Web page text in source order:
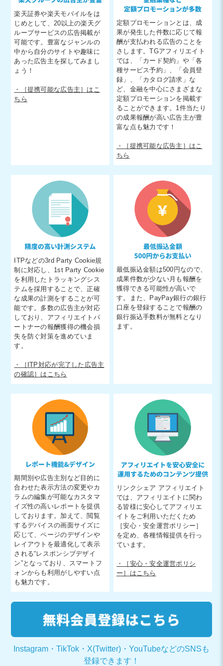
楽天証券や楽天モバイルをは
じめとして、20以上の楽天グ
ループサービスの広告掲載が
可能です。豊富なジャンルの
中から自分のサイトや趣味に
あった広告主を探してみまし
ょう！
・［提携可能な広告主］はこ
ちら
定額プロモーションとは、成
果が発生した件数に応じて報
酬が支払われる広告のことを
さします。TGアフィリエイト
では、「カード契約」や「各
種サービス予約」、「会員登
録」、「カタログ請求」な
ど、金融を中心にさまざまな
定額プロモーションを掲載す
ることができます。1件当たり
の成果報酬が高い広告主が豊
富な点も魅力です！
・［提携可能な広告主］はこ
ちら
ITPなどの3rd Party Cookie規
制に対応し、1st Party Cookie
を利用したトラッキングシス
テムを採用することで、正確
な成果の計測をすることが可
能です。多数の広告主が対応
しており、アフィリエイトパ
ートナーの報酬獲得の機会損
失を防ぐ対策を進めていま
す。
・［ITP対応が完了した広告主
の確認］はこちら
最低振込金額は500円なので、
成果件数が少ない月も報酬を
獲得できる可能性が高いで
す。また、PayPay銀行の銀行
口座を登録することで報酬の
銀行振込手数料が無料となり
ます。
期間別や広告主別など目的に
合わせた表示方法の変更やカ
ラムの編集が可能なカスタマ
イズ性の高いレポートを提供
しております。加えて、閲覧
するデバイスの画面サイズに
応じて、ページのデザインや
レイアウトを最適化して表示
される“レスポンシブデザイ
ン”となっており、スマートフ
ォンからも利用がしやすい点
も魅力です。
リンクシェア アフィリエイト
では、アフィリエイトに関わ
る皆様に安心してアフィリエ
イトをご利用いただくため
［安心・安全運営ポリシー］
を定め、各種情報提供を行っ
ています。
・［安心・安全運営ポリシ
ー］はこちら
Instagram・TikTok・X(Twitter)・YouTubeなどのSNSも
登録できます！